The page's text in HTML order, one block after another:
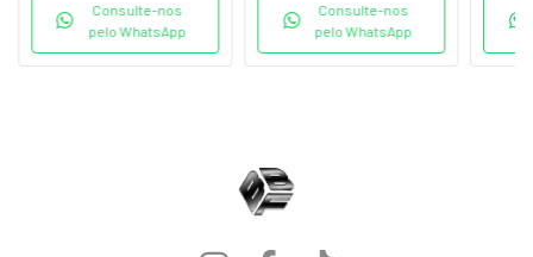
Consulte-nos
pelo WhatsApp
Consulte-nos
pelo WhatsApp